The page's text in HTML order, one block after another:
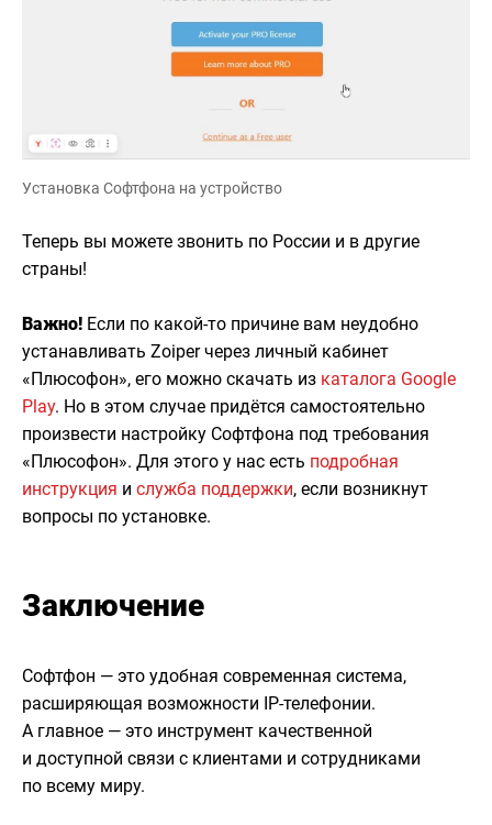
Установка Cофтфона на устройство
Теперь вы можете звонить по России и в другие
страны!
Важно! Если по какой-то причине вам неудобно
устанавливать Zoiper через личный кабинет
«Плюсофон», его можно скачать из каталога Google
Play. Но в этом случае придётся самостоятельно
произвести настройку Софтфона под требования
«Плюсофон». Для этого у нас есть подробная
инструкция и служба поддержки, если возникнут
вопросы по установке.
Заключение
Софтфон — это удобная современная система,
расширяющая возможности IP-телефонии.
А главное — это инструмент качественной
и доступной связи с клиентами и сотрудниками
по всему миру.